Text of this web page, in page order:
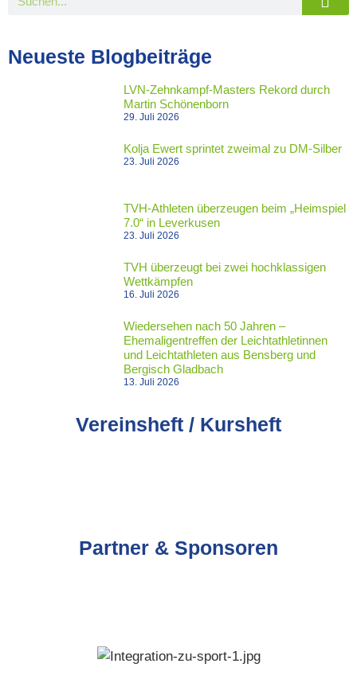
Neueste Blogbeiträge
LVN-Zehnkampf-Masters Rekord durch
Martin Schönenborn
29. Juli 2026
Kolja Ewert sprintet zweimal zu DM-Silber
23. Juli 2026
TVH-Athleten überzeugen beim „Heimspiel
7.0“ in Leverkusen
23. Juli 2026
TVH überzeugt bei zwei hochklassigen
Wettkämpfen
16. Juli 2026
Wiedersehen nach 50 Jahren –
Ehemaligentreffen der Leichtathletinnen
und Leichtathleten aus Bensberg und
Bergisch Gladbach
13. Juli 2026
Vereinsheft / Kursheft
Partner & Sponsoren